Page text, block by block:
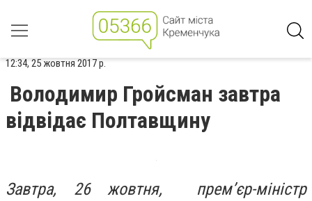
12:34, 25 жовтня 2017 р.
Володимир Гройсман завтра
відвідає Полтавщину
Завтра, 26 жовтня, прем’єр-міністр